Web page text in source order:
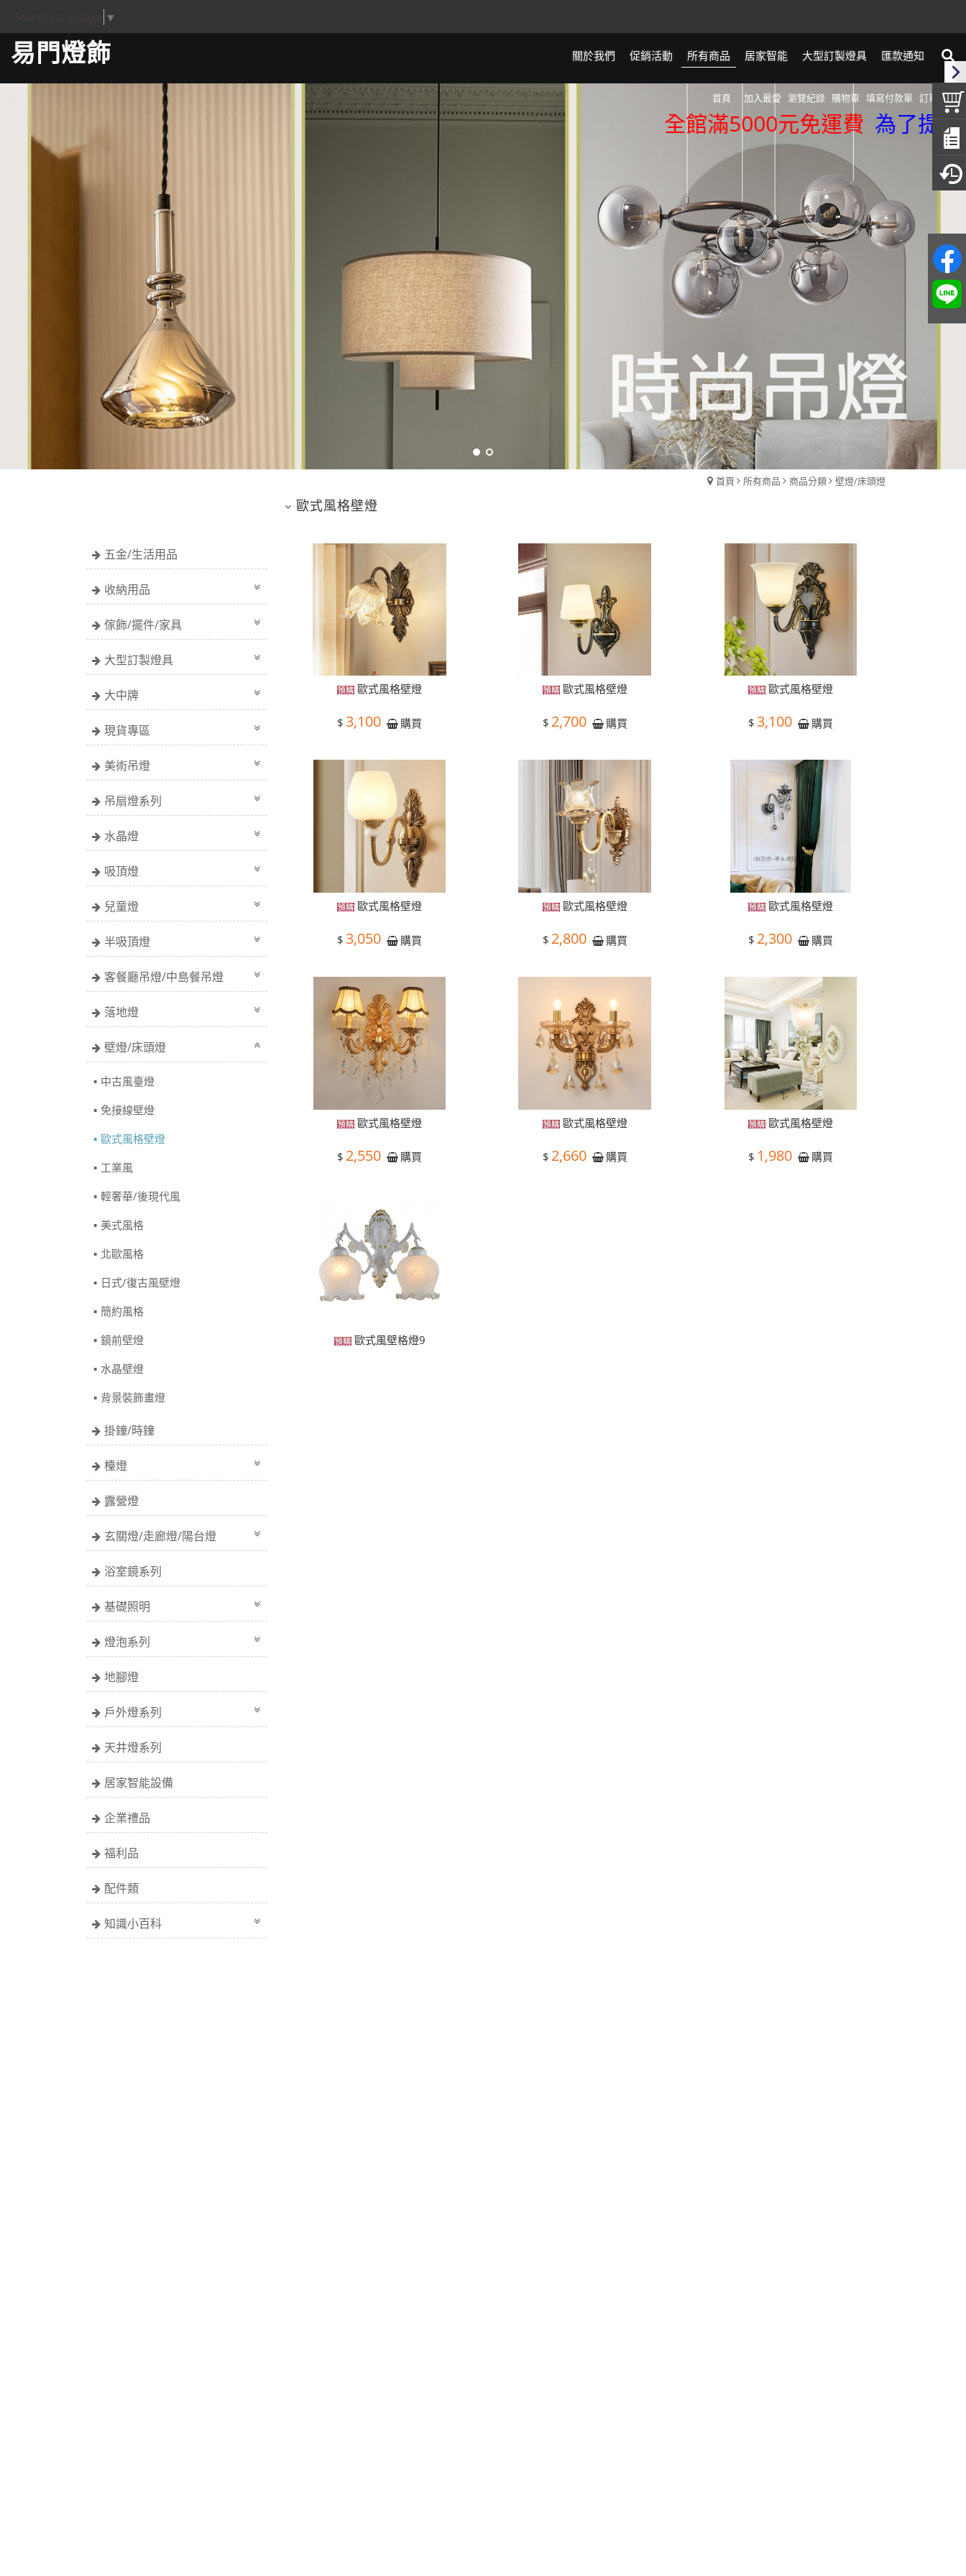
▼
易門燈飾 關於我們 促銷活動 所有商品 居家智能 大型訂製燈具 匯款通知
首頁 加入最愛 瀏覽紀錄 購物車 填寫付款單 訂單查詢
全館滿5000元免運費 為了提供更
首頁 所有商品 商品分類 壁燈/床頭燈
五金/生活用品
收納用品
傢飾/擺件/家具
大型訂製燈具
大中牌
現貨專區
美術吊燈
吊扇燈系列
水晶燈
吸頂燈
兒童燈
半吸頂燈
客餐廳吊燈/中島餐吊燈
落地燈
壁燈/床頭燈
中古風臺燈
免接線壁燈
歐式風格壁燈
工業風
輕奢華/後現代風
美式風格
北歐風格
日式/復古風壁燈
簡約風格
鏡前壁燈
水晶壁燈
背景裝飾畫燈
掛鐘/時鐘
檯燈
露營燈
玄關燈/走廊燈/陽台燈
浴室鏡系列
基礎照明
燈泡系列
地腳燈
戶外燈系列
天井燈系列
居家智能設備
企業禮品
福利品
配件類
知識小百科
歐式風格壁燈
歐式風格壁燈
$ 3,100 購買
歐式風格壁燈
$ 2,700 購買
歐式風格壁燈
$ 3,100 購買
歐式風格壁燈
$ 3,050 購買
歐式風格壁燈
$ 2,800 購買
歐式風格壁燈
$ 2,300 購買
歐式風格壁燈
$ 2,550 購買
歐式風格壁燈
$ 2,660 購買
歐式風格壁燈
$ 1,980 購買
歐式風壁格燈9